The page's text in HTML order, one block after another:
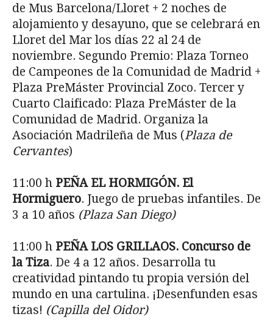
de Mus Barcelona/Lloret + 2 noches de
alojamiento y desayuno, que se celebrará en
Lloret del Mar los días 22 al 24 de
noviembre. Segundo Premio: Plaza Torneo
de Campeones de la Comunidad de Madrid +
Plaza PreMáster Provincial Zoco. Tercer y
Cuarto Claificado: Plaza PreMáster de la
Comunidad de Madrid. Organiza la
Asociación Madrileña de Mus (Plaza de
Cervantes)
11:00 h PEÑA EL HORMIGÓN. El
Hormiguero. Juego de pruebas infantiles. De
3 a 10 años (Plaza San Diego)
11:00 h PEÑA LOS GRILLAOS. Concurso de
la Tiza. De 4 a 12 años. Desarrolla tu
creatividad pintando tu propia versión del
mundo en una cartulina. ¡Desenfunden esas
tizas! (Capilla del Oidor)